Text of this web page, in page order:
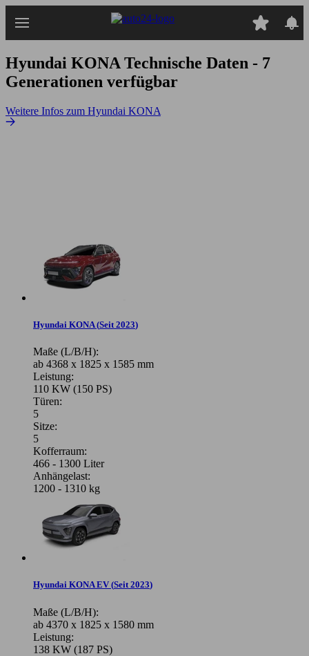
Hauptinhalt
Hyundai KONA Technische Daten - 7
Generationen verfügbar
Weitere Infos zum Hyundai KONA
Hyundai KONA (Seit 2023)
Maße (L/B/H):
ab 4368 x 1825 x 1585 mm
Leistung:
110 KW (150 PS)
Türen:
5
Sitze:
5
Kofferraum:
466 - 1300 Liter
Anhängelast:
1200 - 1310 kg
Hyundai KONA EV (Seit 2023)
Maße (L/B/H):
ab 4370 x 1825 x 1580 mm
Leistung:
138 KW (187 PS)